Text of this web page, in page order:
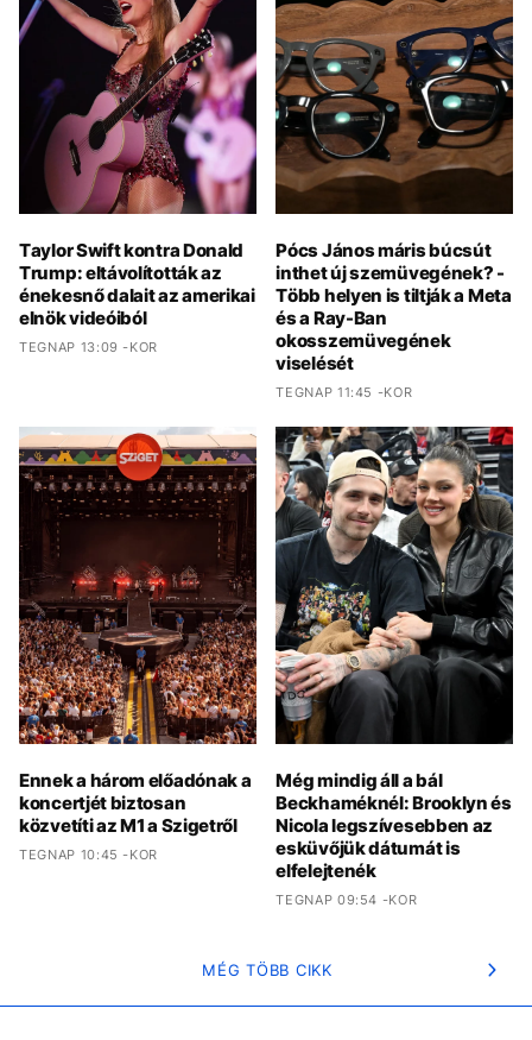
Taylor Swift kontra Donald
Trump: eltávolították az
énekesnő dalait az amerikai
elnök videóiból
TEGNAP 13:09 -KOR
Pócs János máris búcsút
inthet új szemüvegének? -
Több helyen is tiltják a Meta
és a Ray-Ban
okosszemüvegének
viselését
TEGNAP 11:45 -KOR
Ennek a három előadónak a
koncertjét biztosan
közvetíti az M1 a Szigetről
TEGNAP 10:45 -KOR
Még mindig áll a bál
Beckhaméknél: Brooklyn és
Nicola legszívesebben az
esküvőjük dátumát is
elfelejtenék
TEGNAP 09:54 -KOR
MÉG TÖBB CIKK